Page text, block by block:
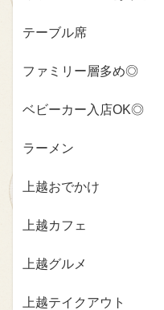
テーブル席
ファミリー層多め◎
ベビーカー入店OK◎
ラーメン
上越おでかけ
上越カフェ
上越グルメ
上越テイクアウト